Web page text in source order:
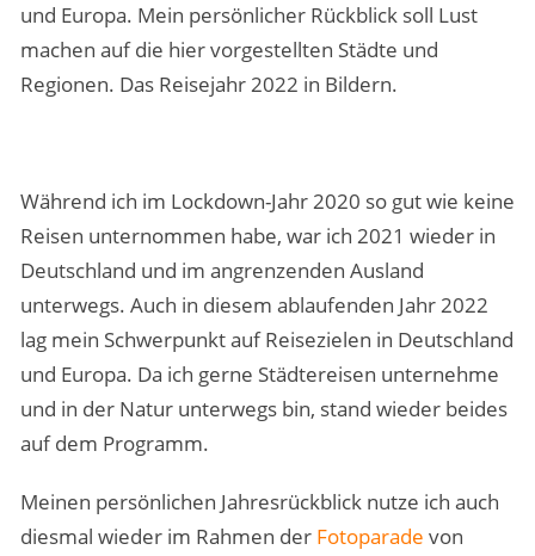
und Europa. Mein persönlicher Rückblick soll Lust
machen auf die hier vorgestellten Städte und
Regionen. Das Reisejahr 2022 in Bildern.
Während ich im Lockdown-Jahr 2020 so gut wie keine
Reisen unternommen habe, war ich 2021 wieder in
Deutschland und im angrenzenden Ausland
unterwegs. Auch in diesem ablaufenden Jahr 2022
lag mein Schwerpunkt auf Reisezielen in Deutschland
und Europa. Da ich gerne Städtereisen unternehme
und in der Natur unterwegs bin, stand wieder beides
auf dem Programm.
Meinen persönlichen Jahresrückblick nutze ich auch
diesmal wieder im Rahmen der Fotoparade von